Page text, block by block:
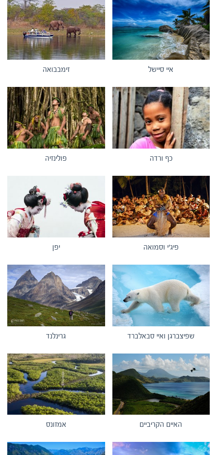
איי סיישל זימבבואה
כף ורדה פולינזיה
פיג'י וסמואה יפן
שפיצברגן ואיי סבאלברד גרינלנד
האיים הקריביים אמזונס